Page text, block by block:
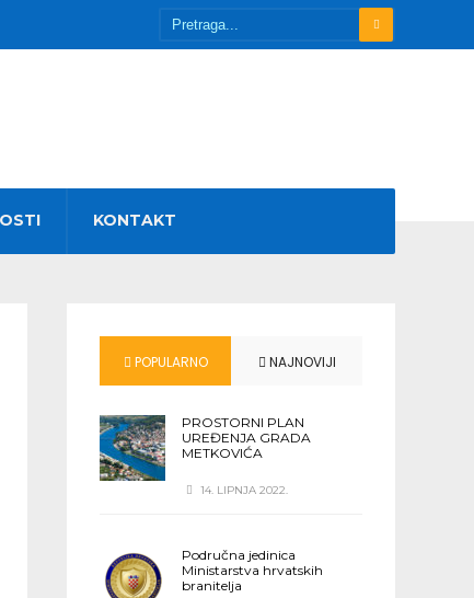
KONTAKT
POPULARNO NAJNOVIJI
PROSTORNI PLAN
UREĐENJA GRADA
METKOVIĆA
14. LIPNJA 2022.
Područna jedinica
Ministarstva hrvatskih
branitelja